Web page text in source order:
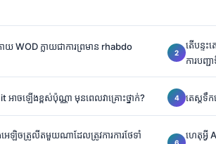
WOD ក្លាយជាការព្រមាន rhabdo
តើបន្ទ
ការបញ្
អាចឡើងខ្ពស់ប៉ុណ្ណា មុនពេលវាគ្រោះថ្នាក់? តេស្តទឹ
េឡិចត្រូលីតមួយណាដែលត្រូវការការថែទាំ
ហេតុអ្វី